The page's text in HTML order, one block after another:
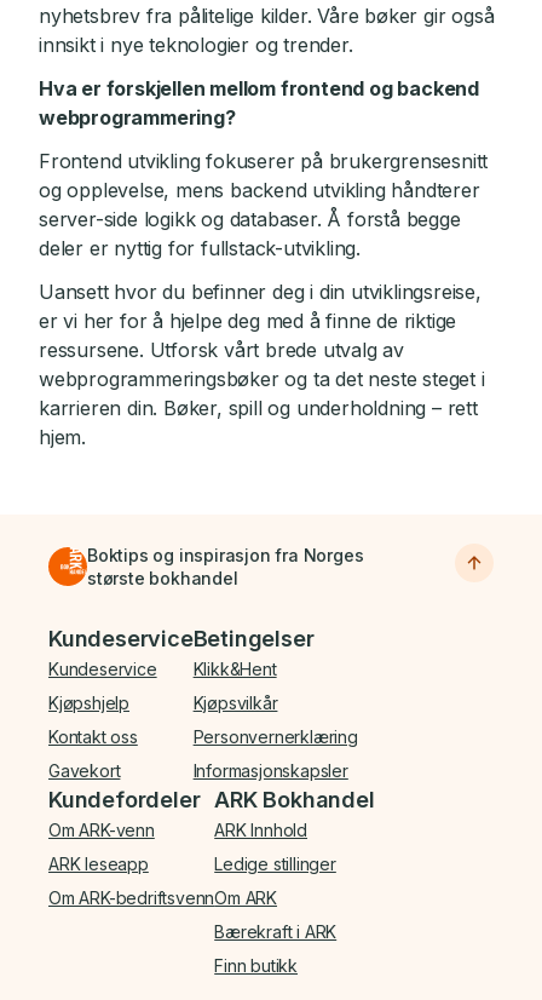
nyhetsbrev fra pålitelige kilder. Våre bøker gir også
innsikt i nye teknologier og trender.
Hva er forskjellen mellom frontend og backend
webprogrammering?
Frontend utvikling fokuserer på brukergrensesnitt
og opplevelse, mens backend utvikling håndterer
server-side logikk og databaser. Å forstå begge
deler er nyttig for fullstack-utvikling.
Uansett hvor du befinner deg i din utviklingsreise,
er vi her for å hjelpe deg med å finne de riktige
ressursene. Utforsk vårt brede utvalg av
webprogrammeringsbøker og ta det neste steget i
karrieren din. Bøker, spill og underholdning – rett
hjem.
Boktips og inspirasjon fra Norges
største bokhandel
Bunnmeny
Kundeservice
Kundeservice
Kjøpshjelp
Kontakt oss
Gavekort
Betingelser
Klikk&Hent
Kjøpsvilkår
Personvernerklæring
Informasjonskapsler
Kundefordeler
Om ARK-venn
ARK leseapp
Om ARK-bedriftsvenn
ARK Bokhandel
ARK Innhold
Ledige stillinger
Om ARK
Bærekraft i ARK
Finn butikk